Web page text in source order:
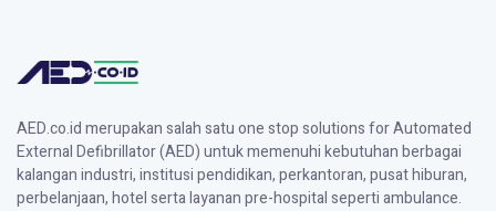
AED.co.id merupakan salah satu one stop solutions for Automated
External Defibrillator (AED) untuk memenuhi kebutuhan berbagai
kalangan industri, institusi pendidikan, perkantoran, pusat hiburan,
perbelanjaan, hotel serta layanan pre-hospital seperti ambulance.